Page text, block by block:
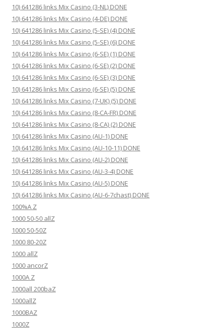
10) 641286 links Mix Casino (3-NL) DONE
10) 641286 links Mix Casino (4-DE) DONE
10) 641286 links Mix Casino (5-SE) (4) DONE
10) 641286 links Mix Casino (5-SE) (6) DONE
10) 641286 links Mix Casino (6-SE) (1) DONE
10) 641286 links Mix Casino (6-SE) (2) DONE
10) 641286 links Mix Casino (6-SE) (3) DONE
10) 641286 links Mix Casino (6-SE) (5) DONE
10) 641286 links Mix Casino (7-UK) (5) DONE
10) 641286 links Mix Casino (8-CA-FR) DONE
10) 641286 links Mix Casino (8-CA) (2) DONE
10) 641286 links Mix Casino (AU-1) DONE
10) 641286 links Mix Casino (AU-10-11) DONE
10) 641286 links Mix Casino (AU-2) DONE
10) 641286 links Mix Casino (AU-3-4) DONE
10) 641286 links Mix Casino (AU-5) DONE
10) 641286 links Mix Casino (AU-6-7chast) DONE
100%A Z
1000 50-50 allZ
1000 50-50Z
1000 80-20Z
1000 allZ
1000 ancorZ
1000A Z
1000all 200baZ
1000allZ
1000BAZ
1000Z